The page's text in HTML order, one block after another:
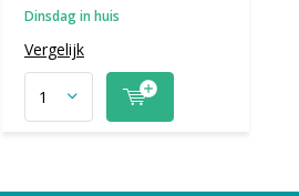
Dinsdag in huis
Vergelijk